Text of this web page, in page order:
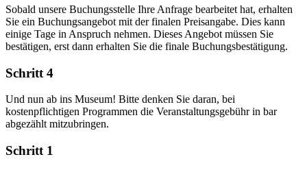
Sobald unsere Buchungsstelle Ihre Anfrage bearbeitet hat, erhalten
Sie ein Buchungsangebot mit der finalen Preisangabe. Dies kann
einige Tage in Anspruch nehmen. Dieses Angebot müssen Sie
bestätigen, erst dann erhalten Sie die finale Buchungsbestätigung.
Schritt 4
Und nun ab ins Museum! Bitte denken Sie daran, bei
kostenpflichtigen Programmen die Veranstaltungsgebühr in bar
abgezählt mitzubringen.
Schritt 1